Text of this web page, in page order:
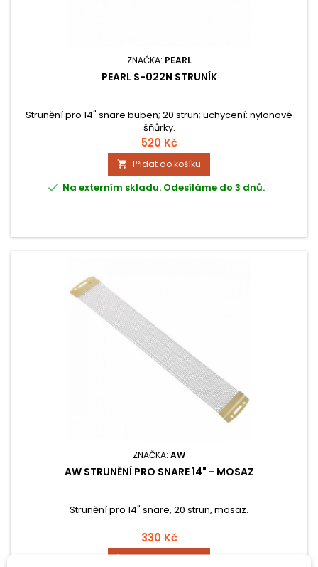
ZNAČKA: PEARL
PEARL S-022N STRUNÍK
Strunění pro 14" snare buben; 20 strun; uchycení: nylonové
šňůrky.
520 Kč
 Přidat do košíku
 Na externím skladu. Odesíláme do 3 dnů.
ZNAČKA: AW
AW STRUNĚNÍ PRO SNARE 14" - MOSAZ
Strunění pro 14" snare, 20 strun, mosaz.
330 Kč
Přidat do košíku